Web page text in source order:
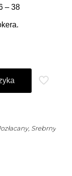
– 38
, Srebrny